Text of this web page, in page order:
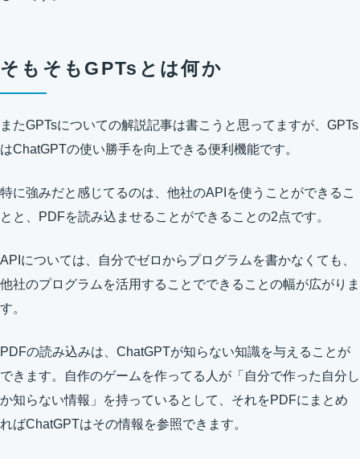
そもそもGPTsとは何か
またGPTsについての解説記事は書こうと思ってますが、GPTs
はChatGPTの使い勝手を向上できる便利機能です。
特に強みだと感じてるのは、他社のAPIを使うことができるこ
とと、PDFを読み込ませることができることの2点です。
APIについては、自分でゼロからプログラムを書かなくても、
他社のプログラムを活用することでできることの幅が広がりま
す。
PDFの読み込みは、ChatGPTが知らない知識を与えることが
できます。自作のゲームを作ってる人が「自分で作った自分し
か知らない情報」を持っているとして、それをPDFにまとめ
ればChatGPTはその情報を参照できます。